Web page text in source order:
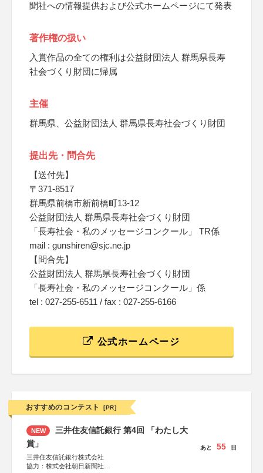
聞社への情報提供および公式ホームページにて発表
著作権の扱い
入賞作品の全ての権利は公益財団法人 群馬県長寿
社会づくり財団に帰属
主催
群馬県、公益財団法人 群馬県長寿社会づくり財団
提出先・問合先
【送付先】
〒371-8517
群馬県前橋市新前橋町13-12
公益財団法人 群馬県長寿社会づくり財団
「長寿社会・私のメッセージコンクール」 TR係
mail : gunshiren@sjc.ne.jp
【問合先】
公益財団法人 群馬県長寿社会づくり財団
「長寿社会・私のメッセージコンクール」係
tel : 027-255-6511 / fax : 027-255-6166
公式ホームページ
おすすめのコンテスト [PR]
NEW
三井住友信託銀行 第4回 「わたし大
賞」
三井住友信託銀行株式会社
協力：株式会社朝日新聞社
あと 55 日